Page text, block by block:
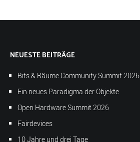
NEUESTE BEITRÄGE
Bits & Bäume Community Summit 2026
Ein neues Paradigma der Objekte
Open Hardware Summit 2026
Fairdevices
10 Jahre und drei Tage